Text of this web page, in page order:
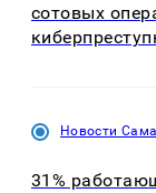
сотовых
Новости
31%